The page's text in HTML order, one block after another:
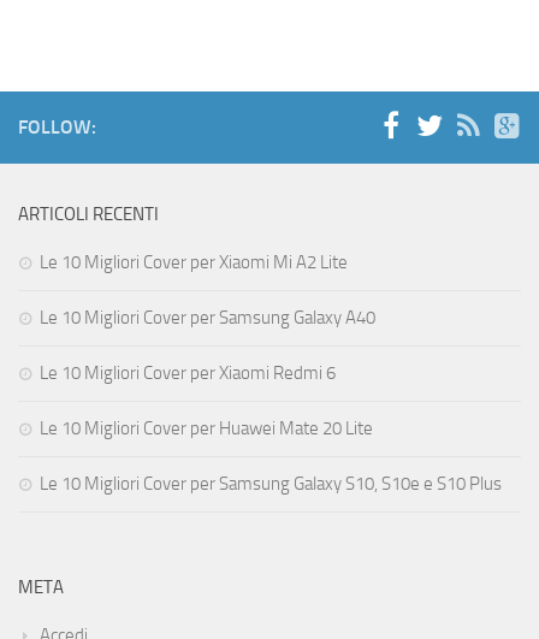
FOLLOW:
ARTICOLI RECENTI
Le 10 Migliori Cover per Xiaomi Mi A2 Lite
Le 10 Migliori Cover per Samsung Galaxy A40
Le 10 Migliori Cover per Xiaomi Redmi 6
Le 10 Migliori Cover per Huawei Mate 20 Lite
Le 10 Migliori Cover per Samsung Galaxy S10, S10e e S10 Plus
META